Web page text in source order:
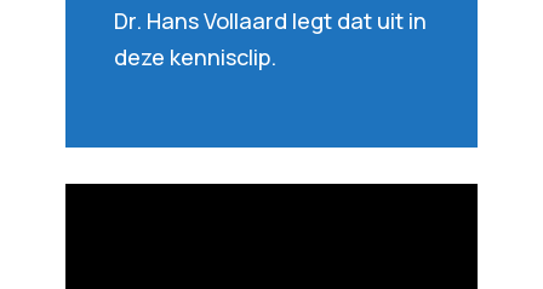
Dr. Hans Vollaard legt dat uit in
deze kennisclip.